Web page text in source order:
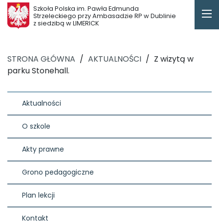
Szkoła Polska im. Pawła Edmunda
Strzeleckiego przy Ambasadzie RP w Dublinie
z siedzibą w LIMERICK
STRONA GŁÓWNA / AKTUALNOŚCI / Z wizytą w
parku Stonehall.
Aktualności
O szkole
Akty prawne
Grono pedagogiczne
Plan lekcji
Kontakt